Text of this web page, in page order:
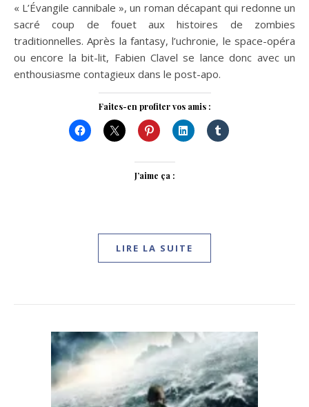
« L’Évangile cannibale », un roman décapant qui redonne un
sacré coup de fouet aux histoires de zombies
traditionnelles. Après la fantasy, l’uchronie, le space-opéra
ou encore la bit-lit, Fabien Clavel se lance donc avec un
enthousiasme contagieux dans le post-apo.
Faites-en profiter vos amis :
J’aime ça :
LIRE LA SUITE